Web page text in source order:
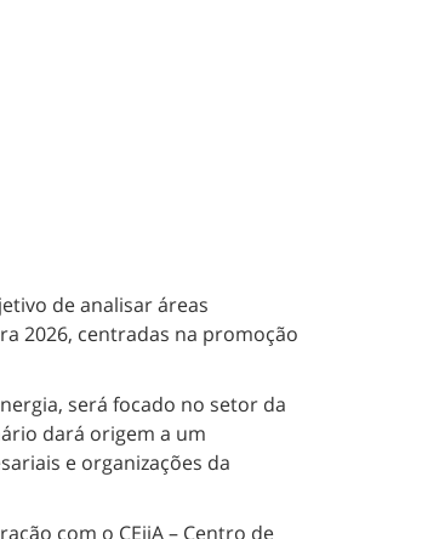
de analisar áreas
2026, centradas na promoção
será focado no setor da
dará origem a um
e organizações da
com o CEiiA – Centro de